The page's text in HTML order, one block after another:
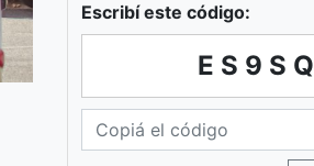
Escribí este código:
ES9SQ